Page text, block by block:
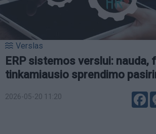
Verslas
ERP sistemos verslui: nauda,
tinkamiausio sprendimo
2026-05-20 11:20